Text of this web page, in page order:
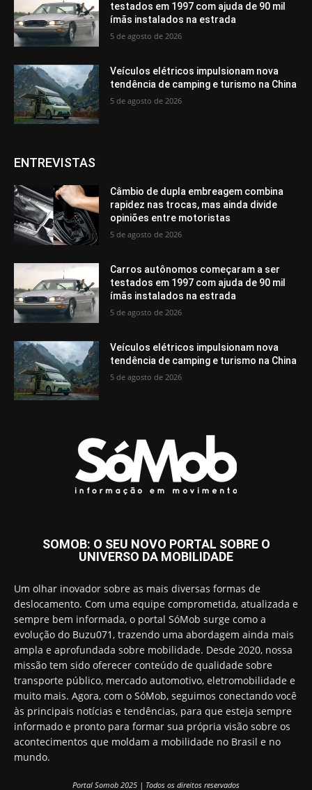
testados em 1997 com ajuda de 90 mil
ímãs instalados na estrada
5 de agosto de 2026
Veículos elétricos impulsionam nova
tendência de camping e turismo na China
5 de agosto de 2026
ENTREVISTAS
Câmbio de dupla embreagem combina
rapidez nas trocas, mas ainda divide
opiniões entre motoristas
5 de agosto de 2026
Carros autônomos começaram a ser
testados em 1997 com ajuda de 90 mil
ímãs instalados na estrada
5 de agosto de 2026
Veículos elétricos impulsionam nova
tendência de camping e turismo na China
5 de agosto de 2026
SOMOB: O SEU NOVO PORTAL SOBRE O
UNIVERSO DA MOBILIDADE
Um olhar inovador sobre as mais diversas formas de
deslocamento. Com uma equipe comprometida, atualizada e
sempre bem informada, o portal SóMob surge como a
evolução do Buzu071, trazendo uma abordagem ainda mais
ampla e aprofundada sobre mobilidade. Desde 2020, nossa
missão tem sido oferecer conteúdo de qualidade sobre
transporte público, mercado automotivo, eletromobilidade e
muito mais. Agora, com o SóMob, seguimos conectando você
às principais notícias e tendências, para que esteja sempre
informado e pronto para formar sua própria visão sobre os
acontecimentos que moldam a mobilidade no Brasil e no
mundo.
Portal Somob 2025 | Todos os direitos reservados